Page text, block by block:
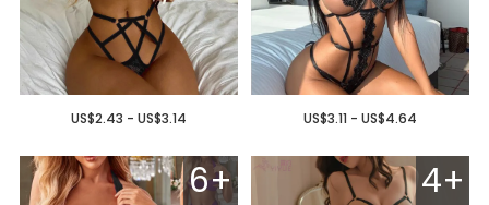
US$3.11 - US$4.64
US$2.43 - US$3.14
4+
6+